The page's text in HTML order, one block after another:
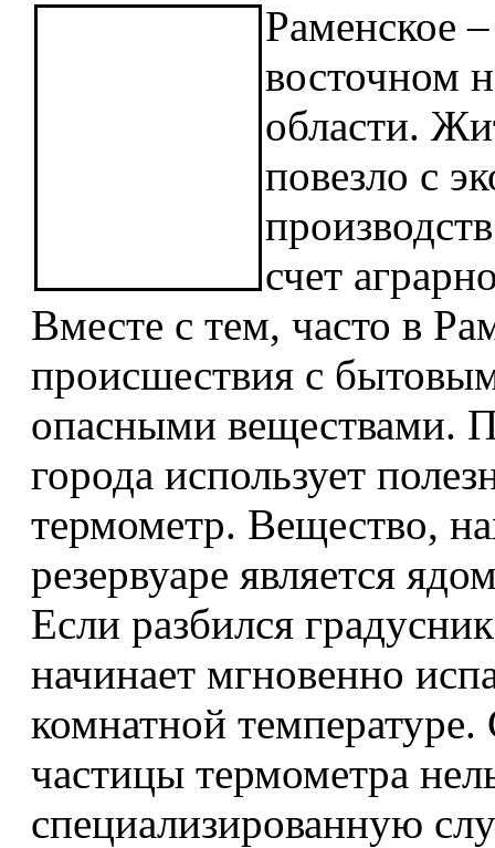
Раменское
восточном
области.
повезло с
счет
Вместе с тем, часто в
происшествия с
опасными веществами.
города использует
термометр. Вещество,
резервуаре является
Если разбился
начинает мгновенно
комнатной
частицы термометра
специализированную